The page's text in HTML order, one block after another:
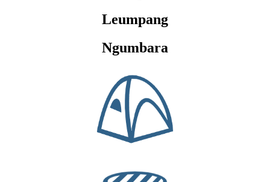
Leumpang
Ngumbara